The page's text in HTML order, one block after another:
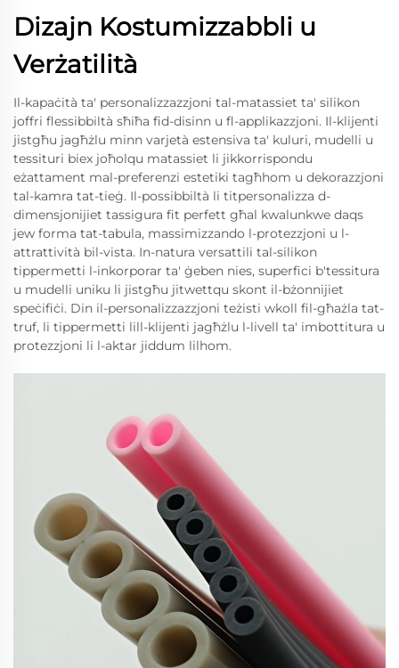
Dizajn Kostumizzabbli u
Verżatilità
Il-kapaċità ta' personalizzazzjoni tal-matassiet ta' silikon
joffri flessibbiltà sħiħa fid-disinn u fl-applikazzjoni. Il-klijenti
jistgħu jagħżlu minn varjetà estensiva ta' kuluri, mudelli u
tessituri biex joħolqu matassiet li jikkorrispondu
eżattament mal-preferenzi estetiki tagħhom u dekorazzjoni
tal-kamra tat-tieġ. Il-possibbiltà li titpersonalizza d-
dimensjonijiet tassigura fit perfett għal kwalunkwe daqs
jew forma tat-tabula, massimizzando l-protezzjoni u l-
attrattività bil-vista. In-natura versattili tal-silikon
tippermetti l-inkorporar ta' ġeben nies, superfici b'tessitura
u mudelli uniku li jistgħu jitwettqu skont il-bżonnijiet
speċifiċi. Din il-personalizzazzjoni teżisti wkoll fil-għażla tat-
truf, li tippermetti lill-klijenti jagħżlu l-livell ta' imbottitura u
protezzjoni li l-aktar jiddum lilhom.